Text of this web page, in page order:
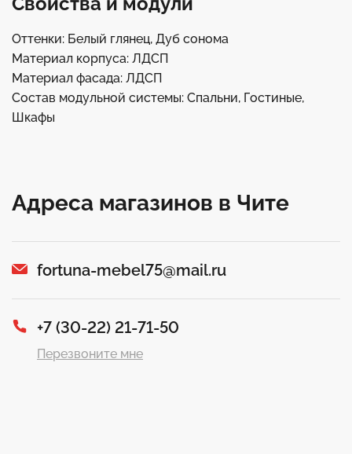
Оттенки: Белый глянец, Дуб сонома
Материал корпуса: ЛДСП
Материал фасада: ЛДСП
Состав модульной системы: Спальни, Гостиные,
Шкафы
Адреса магазинов в Чите
fortuna-mebel75@mail.ru
+7 (30-22) 21-71-50
Перезвоните мне